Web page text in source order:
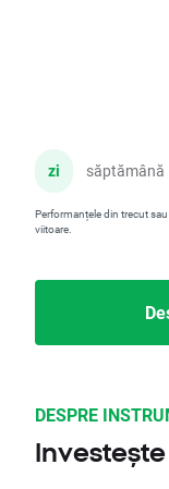
zi săptămână
Performanțele din trecut
viitoare.
DESPRE
Investește